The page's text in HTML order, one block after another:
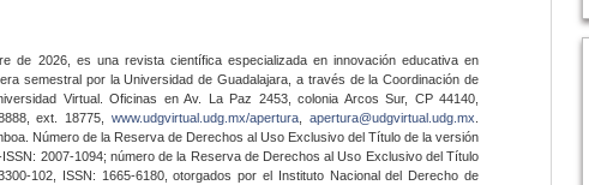
de 2026, es una revista científica especializada en innovación educativa en
semestral por la Universidad de Guadalajara, a través de la Coordinación de
Virtual. Oficinas en Av. La Paz 2453, colonia Arcos Sur, CP 44140,
ext. 18775,www.udgvirtual.udg.mx/apertura apertura@udgvirtual.udg.mx
Número de la Reserva de Derechos al Uso Exclusivo del Título de la versión
2007-1094; número de la Reserva de Derechos al Uso Exclusivo del Título
102, ISSN: 1665-6180, otorgados por el Instituto Nacional del Derecho de